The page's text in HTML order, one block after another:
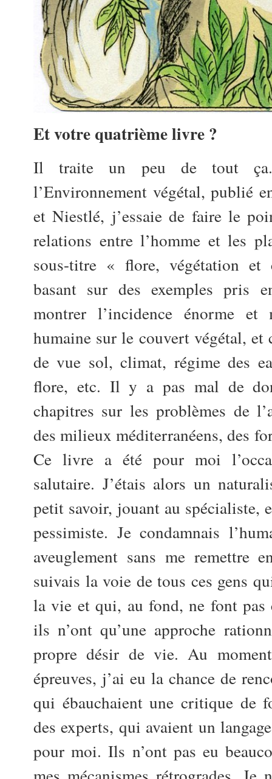
Et votre quatrième livre ?
Il traite un peu de tout ça.
l’Environnement végétal, publié
et Niestlé, j’essaie de faire le
relations entre l’homme et les
sous-titre « flore, végétation
basant sur des exemples pris
montrer l’incidence énorme et
humaine sur le couvert végétal, et
de vue sol, climat, régime des
flore, etc. Il y a pas mal de
chapitres sur les problèmes de
des milieux méditerranéens, des
Ce livre a été pour moi
salutaire. J’étais alors un
petit savoir, jouant au spécialiste,
pessimiste. Je condamnais
aveuglement sans me remettre
suivais la voie de tous ces gens
la vie et qui, au fond, ne font
ils n’ont qu’une approche
propre désir de vie. Au
épreuves, j’ai eu la chance de
qui ébauchaient une critique de
des experts, qui avaient un
pour moi. Ils n’ont pas eu